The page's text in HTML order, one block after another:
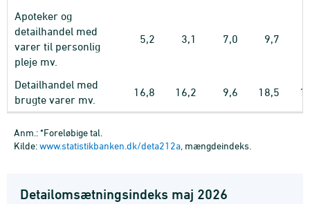
Apoteker og
detailhandel med
varer til personlig
pleje mv.
5,2 3,1 7,0 9,7
Detailhandel med
brugte varer mv.
16,8 16,2 9,6 18,5
Anm.: *Foreløbige tal.
Kilde:www.statistikbanken.dk/deta212a , mængdeindeks.
Detailomsætningsindeks maj 2026